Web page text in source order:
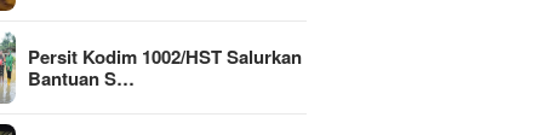
Persit Kodim 1002/HST Salurkan
Bantuan S…